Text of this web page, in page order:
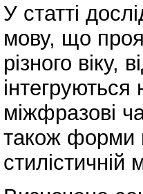
У статті
мову, що
різного віку,
міжфразові
також форми
стилістичній